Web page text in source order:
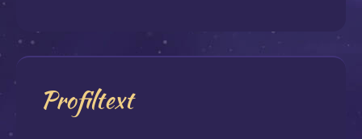
Profiltext